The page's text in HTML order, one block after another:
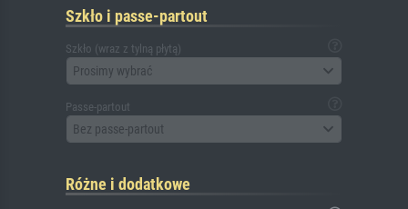
Szkło i passe-partout
Szkło (wraz z tylną płytą)
Prosimy wybrać
Passe-partout
Bez passe-partout
Różne i dodatkowe